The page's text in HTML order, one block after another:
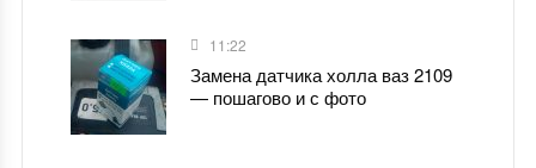
11:22
Замена датчика холла ваз 2109
— пошагово и с фото